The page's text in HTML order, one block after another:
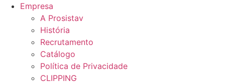
Empresa
A Prosistav
História
Recrutamento
Catálogo
Política de Privacidade
CLIPPING